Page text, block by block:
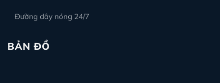
Đường dây nóng 24/7
BẢN ĐỒ